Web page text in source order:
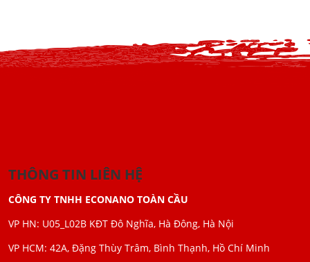
THÔNG TIN LIÊN HỆ
CÔNG TY TNHH ECONANO TOÀN CẦU
VP HN: U05_L02B KĐT Đô Nghĩa, Hà Đông, Hà Nội
VP HCM: 42A, Đặng Thùy Trâm, Bình Thạnh, Hồ Chí Minh